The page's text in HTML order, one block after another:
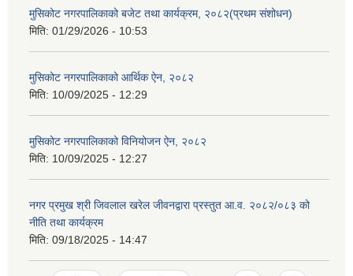
मुसिकोट नगरपालिकाको बजेट तथा कार्यक्रम, २०८२(प्रथम संशोधन)
मिति: 01/29/2026 - 10:53
मुसिकोट नगरपालिकाको आर्थिक ऐन, २०८२
मिति: 10/09/2025 - 12:29
मुसिकोट नगरपालिकाको विनियोजन ऐन, २०८२
मिति: 10/09/2025 - 12:27
नगर प्रमुख श्री जिवलाल खरेल जीवनद्वारा प्रस्तुत आ.व. २०८२/०८३ को
नीति तथा कार्यक्रम
मिति: 09/18/2025 - 14:47